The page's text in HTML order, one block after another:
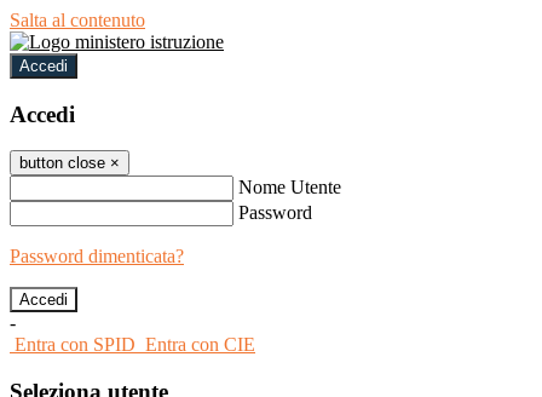
Salta al contenuto
Accedi
Accedi
button close ×
Nome Utente
Password
Password dimenticata?
-
Entra con SPID Entra con CIE
Seleziona utente